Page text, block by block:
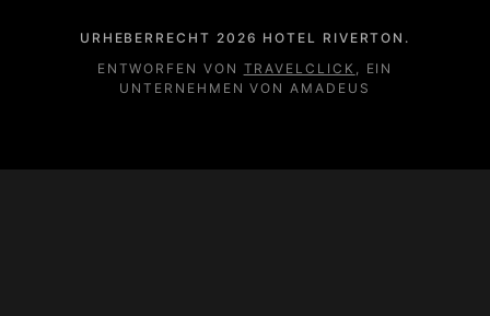
URHEBERRECHT 2026 HOTEL RIVERTON.
ENTWORFEN VON TRAVELCLICK
, EIN
UNTERNEHMEN VON AMADEUS